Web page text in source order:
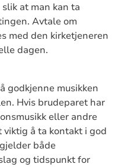
at man kan ta
Avtale om
med den kirketjeneren
dagen.
godkjenne musikken
Hvis brudeparet har
eller andre
viktig å ta kontakt i god
både
og tidspunkt for